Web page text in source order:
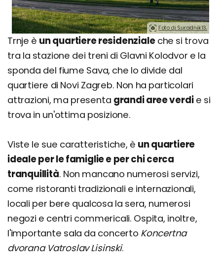
Foto di Suradnik13.
Trnje è un quartiere residenzialeche si trova
tra la stazione dei treni di Glavni Kolodvor e la
sponda del fiume Sava, che lo divide dal
quartiere di Novi Zagreb. Non ha particolari
attrazioni, ma presenta grandi aree verdie si
trova in un'ottima posizione.
Viste le sue caratteristiche, è un quartiere
ideale per le famiglie e per chi cerca
tranquillità. Non mancano numerosi servizi,
come ristoranti tradizionali e internazionali,
locali per bere qualcosa la sera, numerosi
negozi e centri commericali. Ospita, inoltre,
l'importante sala da concerto Koncertna
dvorana Vatroslav Lisinski.